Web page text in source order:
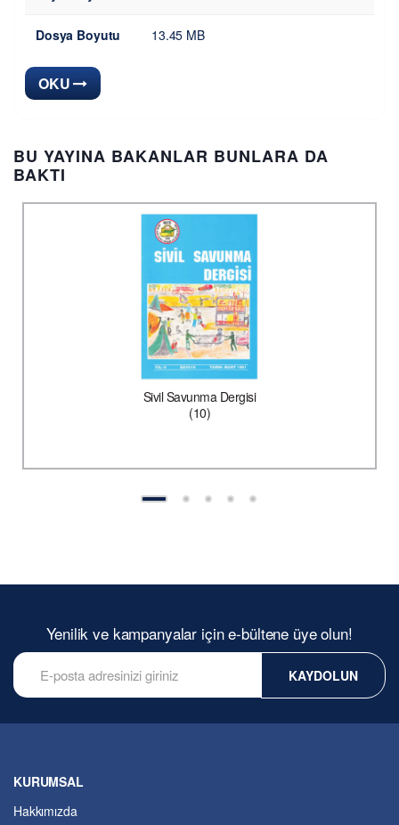
Dosya Boyutu 13.45 MB
OKU
BU YAYINA BAKANLAR BUNLARA DA
BAKTI
Sivil Savunma Dergisi
(10)
Yenilik ve kampanyalar için e-bültene üye olun!
KAYDOLUN
KURUMSAL
Hakkımızda